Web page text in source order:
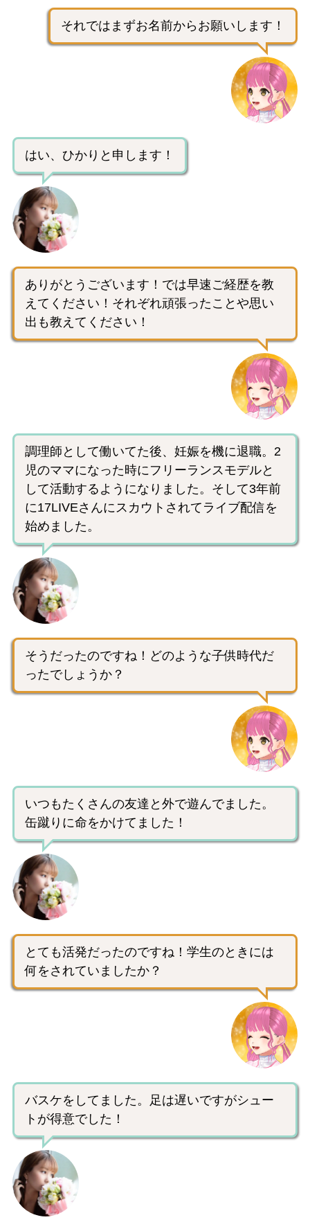
それではまずお名前からお願いします！
はい、ひかりと申します！
ありがとうございます！では早速ご経歴を教
えてください！それぞれ頑張ったことや思い
出も教えてください！
調理師として働いてた後、妊娠を機に退職。2
児のママになった時にフリーランスモデルと
して活動するようになりました。そして3年前
に17LIVEさんにスカウトされてライブ配信を
始めました。
そうだったのですね！どのような子供時代だ
ったでしょうか？
いつもたくさんの友達と外で遊んでました。
缶蹴りに命をかけてました！
とても活発だったのですね！学生のときには
何をされていましたか？
バスケをしてました。足は遅いですがシュー
トが得意でした！